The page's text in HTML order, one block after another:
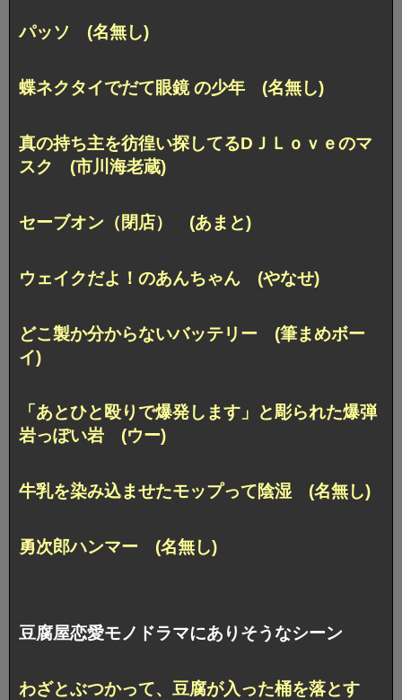
パッソ (名無し)
蝶ネクタイでだて眼鏡 の少年 (名無し)
真の持ち主を彷徨い探してるDＪＬｏｖｅのマ
スク (市川海老蔵)
セーブオン（閉店） (あまと)
ウェイクだよ！のあんちゃん (やなせ)
どこ製か分からないバッテリー (筆まめボー
イ)
「あとひと殴りで爆発します」と彫られた爆弾
岩っぽい岩 (ウー)
牛乳を染み込ませたモップって陰湿 (名無し)
勇次郎ハンマー (名無し)
豆腐屋恋愛モノドラマにありそうなシーン
わざとぶつかって、豆腐が入った桶を落とす